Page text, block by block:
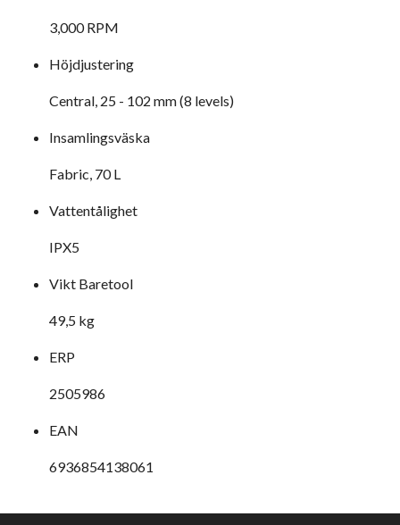
3,000 RPM
Höjdjustering
Central, 25 - 102 mm (8 levels)
Insamlingsväska
Fabric, 70 L
Vattentålighet
IPX5
Vikt Baretool
49,5 kg
ERP
2505986
EAN
6936854138061